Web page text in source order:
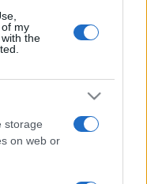
my
the
storage
on web or
inkább a befektetett
Bobkov az első
hogy 400 ezer
meg
arra csak annyit
a dolgok manapság